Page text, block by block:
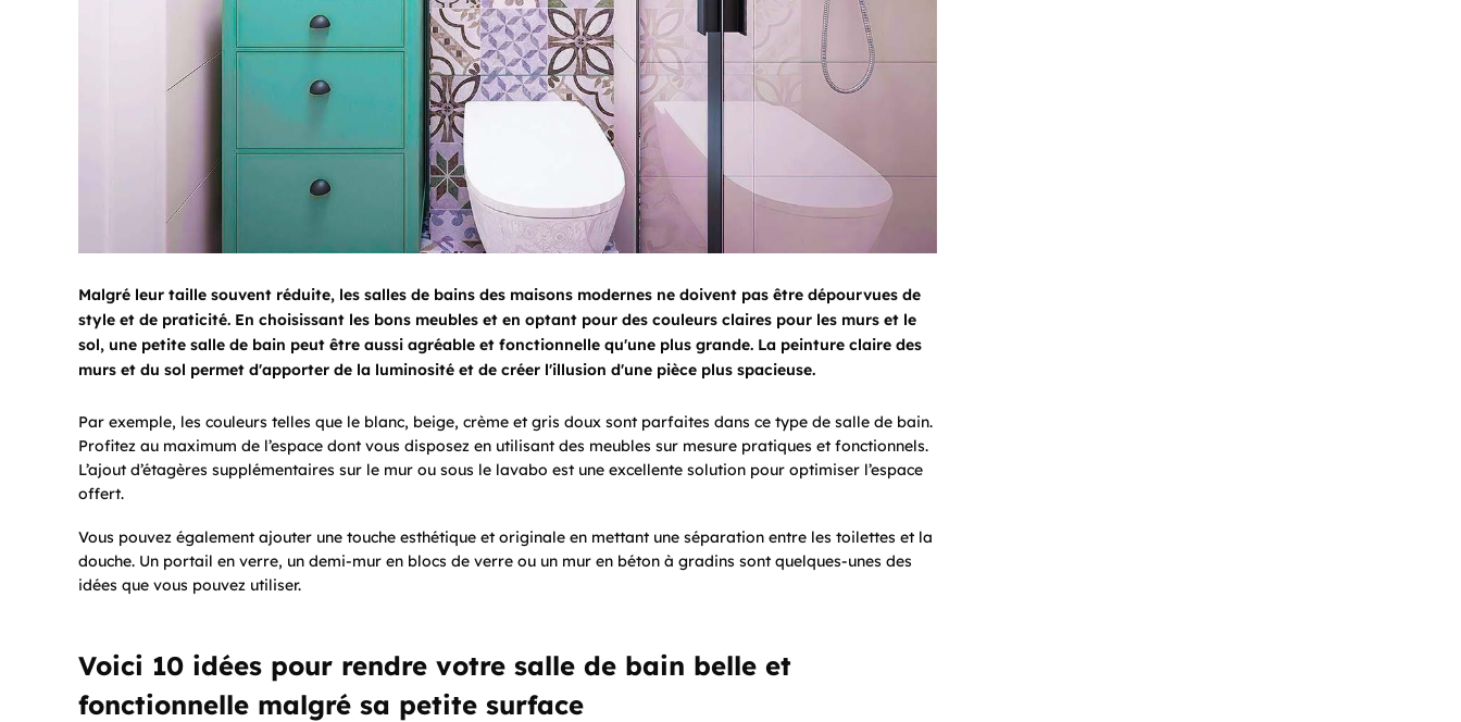
Malgré leur taille souvent réduite, les salles de bains des maisons modernes ne doivent pas être dépourvues de
style et de praticité. En choisissant les bons meubles et en optant pour des couleurs claires pour les murs et le
sol, une petite salle de bain peut être aussi agréable et fonctionnelle qu'une plus grande. La peinture claire des
murs et du sol permet d'apporter de la luminosité et de créer l'illusion d'une pièce plus spacieuse.
Par exemple, les couleurs telles que le blanc, beige, crème et gris doux sont parfaites dans ce type de salle de bain.
Profitez au maximum de l’espace dont vous disposez en utilisant des meubles sur mesure pratiques et fonctionnels.
L’ajout d’étagères supplémentaires sur le mur ou sous le lavabo est une excellente solution pour optimiser l’espace
offert.
Vous pouvez également ajouter une touche esthétique et originale en mettant une séparation entre les toilettes et la
douche. Un portail en verre, un demi-mur en blocs de verre ou un mur en béton à gradins sont quelques-unes des
idées que vous pouvez utiliser.
Voici 10 idées pour rendre votre salle de bain belle et
fonctionnelle malgré sa petite surface